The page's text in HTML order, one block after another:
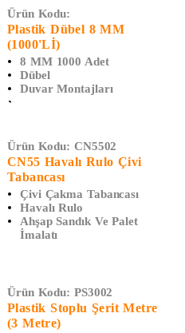
Ürün Kodu:
Plastik Dübel 8 MM
(1000'Lİ)
8 MM 1000 Adet
Dübel
Duvar Montajları
Ürün Kodu: CN5502
CN55 Havalı Rulo Çivi
Tabancası
Çivi Çakma Tabancası
Havalı Rulo
Ahşap Sandık Ve Palet
İmalatı
Ürün Kodu: PS3002
Plastik Stoplu Şerit Metre
(3 Metre)